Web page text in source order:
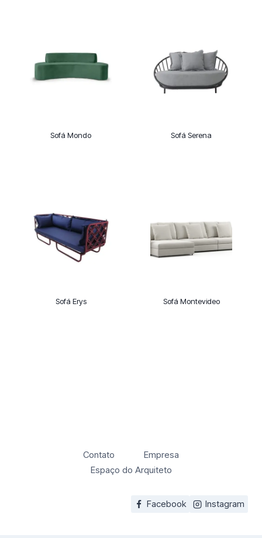
Sofá Mondo Sofá Serena
Sofá Erys Sofá Montevideo
Contato
Empresa
Espaço do Arquiteto
Facebook Instagram